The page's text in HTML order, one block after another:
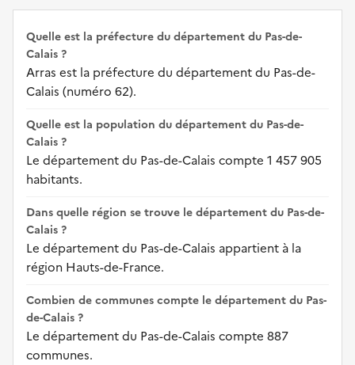
Quelle est la préfecture du département du Pas-de-
Calais ?
Arras est la préfecture du département du Pas-de-
Calais (numéro 62).
Quelle est la population du département du Pas-de-
Calais ?
Le département du Pas-de-Calais compte 1 457 905
habitants.
Dans quelle région se trouve le département du Pas-de-
Calais ?
Le département du Pas-de-Calais appartient à la
région Hauts-de-France.
Combien de communes compte le département du Pas-
de-Calais ?
Le département du Pas-de-Calais compte 887
communes.